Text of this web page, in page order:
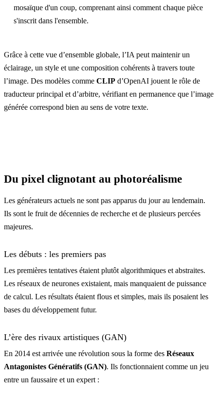
mosaïque d'un coup, comprenant ainsi comment chaque pièce
s'inscrit dans l'ensemble.
Grâce à cette vue d’ensemble globale, l’IA peut maintenir un
éclairage, un style et une composition cohérents à travers toute
l’image. Des modèles comme CLIP d’OpenAI jouent le rôle de
traducteur principal et d’arbitre, vérifiant en permanence que l’image
générée correspond bien au sens de votre texte.
Du pixel clignotant au photoréalisme
Les générateurs actuels ne sont pas apparus du jour au lendemain.
Ils sont le fruit de décennies de recherche et de plusieurs percées
majeures.
Les débuts : les premiers pas
Les premières tentatives étaient plutôt algorithmiques et abstraites.
Les réseaux de neurones existaient, mais manquaient de puissance
de calcul. Les résultats étaient flous et simples, mais ils posaient les
bases du développement futur.
L’ère des rivaux artistiques (GAN)
En 2014 est arrivée une révolution sous la forme des Réseaux
Antagonistes Génératifs (GAN). Ils fonctionnaient comme un jeu
entre un faussaire et un expert :